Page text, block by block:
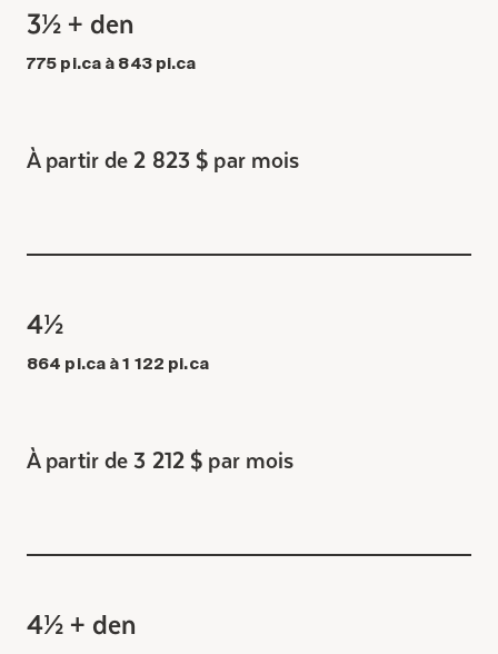
3½ + den
775 pi.ca à 843 pi.ca
À partir de 2 823 $ par mois
4½
864 pi.ca à 1 122 pi.ca
À partir de 3 212 $ par mois
4½ + den